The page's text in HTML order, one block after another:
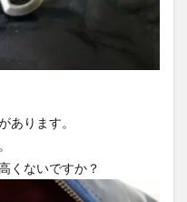
あります。
くないですか？